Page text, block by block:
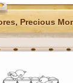
Precious